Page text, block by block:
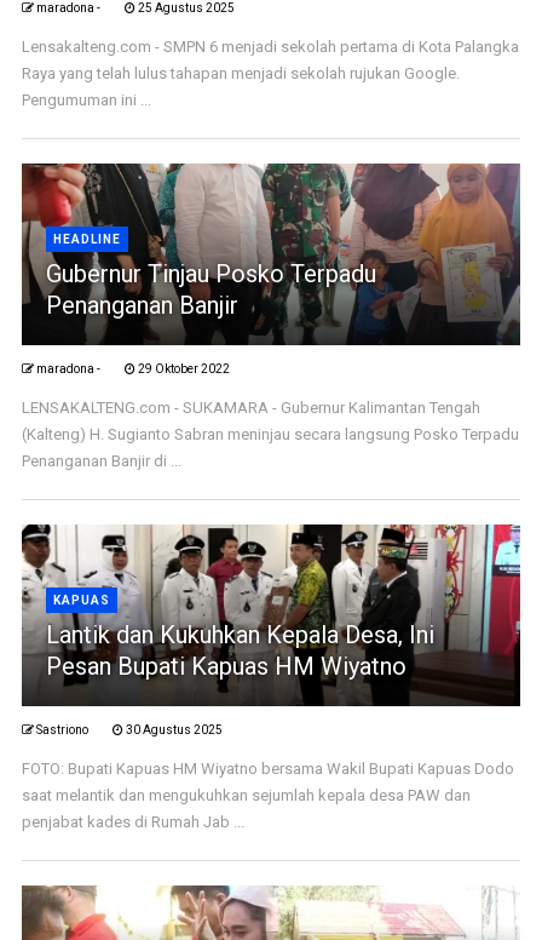
maradona - 25 Agustus 2025
Lensakalteng.com - SMPN 6 menjadi sekolah pertama di Kota Palangka
Raya yang telah lulus tahapan menjadi sekolah rujukan Google.
Pengumuman ini ...
HEADLINE
Gubernur Tinjau Posko Terpadu
Penanganan Banjir
maradona - 29 Oktober 2022
LENSAKALTENG.com - SUKAMARA - Gubernur Kalimantan Tengah
(Kalteng) H. Sugianto Sabran meninjau secara langsung Posko Terpadu
Penanganan Banjir di ...
KAPUAS
Lantik dan Kukuhkan Kepala Desa, Ini
Pesan Bupati Kapuas HM Wiyatno
Sastriono 30 Agustus 2025
FOTO: Bupati Kapuas HM Wiyatno bersama Wakil Bupati Kapuas Dodo
saat melantik dan mengukuhkan sejumlah kepala desa PAW dan
penjabat kades di Rumah Jab ...